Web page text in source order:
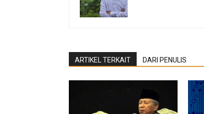
ARTIKEL TERKAIT DARI PENULIS